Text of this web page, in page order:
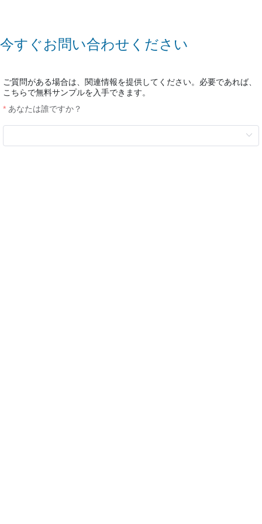
今すぐお問い合わせください
ご質問がある場合は、関連情報を提供してください。必要であれば、
こちらで無料サンプルを入手できます。
あなたは誰ですか？